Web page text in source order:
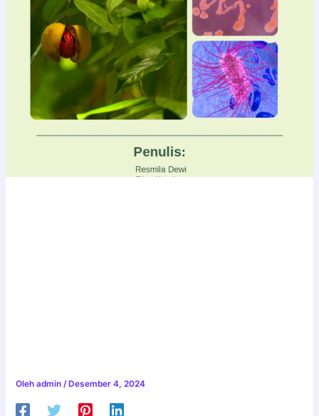
Olehadmin /Desember 4, 2024